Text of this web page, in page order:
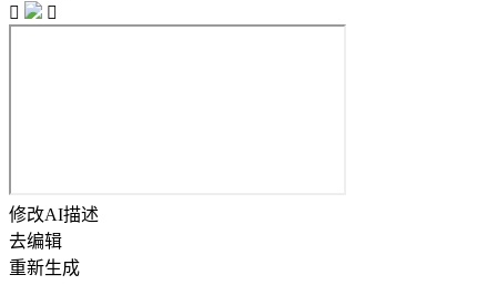


修改AI描述
去编辑
重新生成